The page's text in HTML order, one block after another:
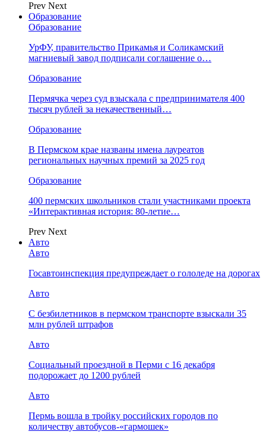
Prev Next
Образование
Образование
УрФУ, правительство Прикамья и Соликамский
магниевый завод подписали соглашение о…
Образование
Пермячка через суд взыскала с предпринимателя 400
тысяч рублей за некачественный…
Образование
В Пермском крае названы имена лауреатов
региональных научных премий за 2025 год
Образование
400 пермских школьников стали участниками проекта
«Интерактивная история: 80-летие…
Prev Next
Авто
Авто
Госавтоинспекция предупреждает о гололеде на дорогах
Авто
С безбилетников в пермском транспорте взыскали 35
млн рублей штрафов
Авто
Социальный проездной в Перми с 16 декабря
подорожает до 1200 рублей
Авто
Пермь вошла в тройку российских городов по
количеству автобусов-«гармошек»